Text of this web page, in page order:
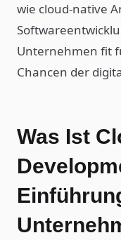
wie cloud-native
Unternehmen fit
Chancen der
Was Ist